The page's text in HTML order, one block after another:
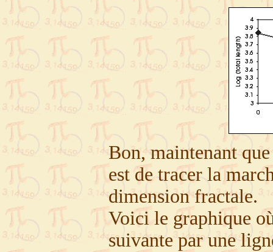
Bon, maintenant
est de tracer la
dimension fractale.
Voici le graphique
suivante par une